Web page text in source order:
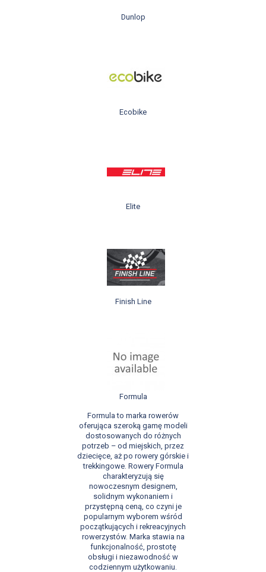
Dunlop
Ecobike
Elite
Finish Line
Formula
Formula to marka rowerów
oferująca szeroką gamę modeli
dostosowanych do różnych
potrzeb – od miejskich, przez
dziecięce, aż po rowery górskie i
trekkingowe. Rowery Formula
charakteryzują się
nowoczesnym designem,
solidnym wykonaniem i
przystępną ceną, co czyni je
popularnym wyborem wśród
początkujących i rekreacyjnych
rowerzystów. Marka stawia na
funkcjonalność, prostotę
obsługi i niezawodność w
codziennym użytkowaniu.